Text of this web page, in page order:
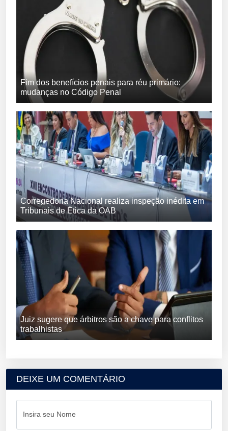
Fim dos benefícios penais para réu primário:
mudanças no Código Penal
Corregedoria Nacional realiza inspeção inédita em
Tribunais de Ética da OAB
Juiz sugere que árbitros são a chave para conflitos
trabalhistas
DEIXE UM COMENTÁRIO
Insira seu Nome